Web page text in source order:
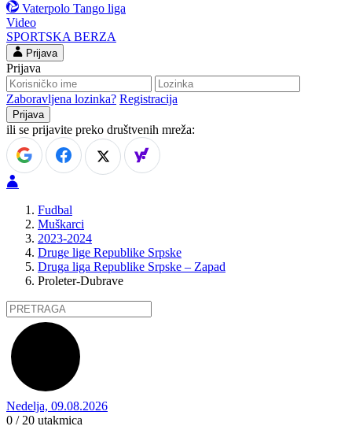
Vaterpolo Tango liga
Video
SPORTSKA BERZA
Prijava
Prijava
Zaboravljena lozinka? Registracija
ili se prijavite preko društvenih mreža:
Fudbal
Muškarci
2023-2024
Druge lige Republike Srpske
Druga liga Republike Srpske – Zapad
Proleter-Dubrave
Nedelja, 09.08.2026
0 / 20 utakmica